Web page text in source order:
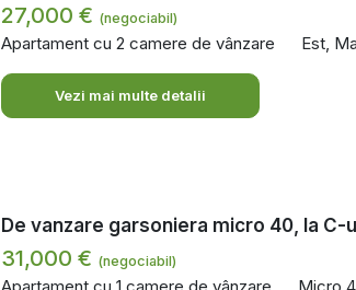
27,000 € (negociabil)
Apartament cu 2 camere de vânzare Est,
Vezi mai multe detalii
De vanzare garsoniera micro 40, la C-
31,000 € (negociabil)